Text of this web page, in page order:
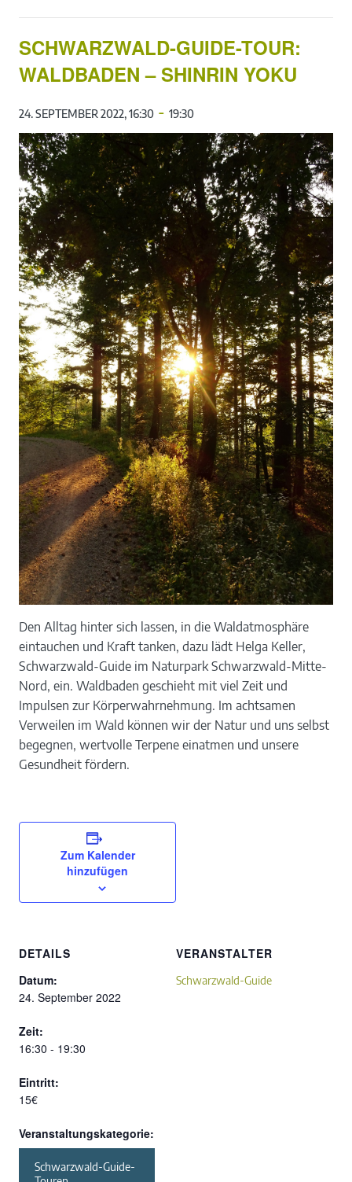
SCHWARZWALD-GUIDE-TOUR:
WALDBADEN – SHINRIN YOKU
24. SEPTEMBER 2022, 16:30 - 19:30
Den Alltag hinter sich lassen, in die Waldatmosphäre
eintauchen und Kraft tanken, dazu lädt Helga Keller,
Schwarzwald-Guide im Naturpark Schwarzwald-Mitte-
Nord, ein. Waldbaden geschieht mit viel Zeit und
Impulsen zur Körperwahrnehmung. Im achtsamen
Verweilen im Wald können wir der Natur und uns selbst
begegnen, wertvolle Terpene einatmen und unsere
Gesundheit fördern.
Zum Kalender
hinzufügen
DETAILS
Datum:
24. September 2022
Zeit:
16:30 - 19:30
Eintritt:
15€
Veranstaltungskategorie:
Schwarzwald-Guide-
VERANSTALTER
Schwarzwald-Guide